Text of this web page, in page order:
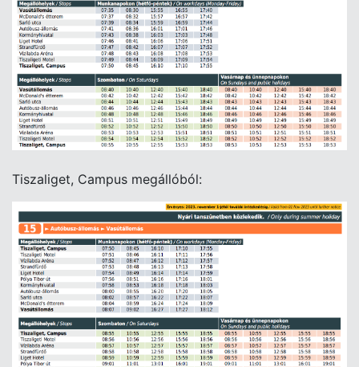
Tiszaliget, Campus megállóból: